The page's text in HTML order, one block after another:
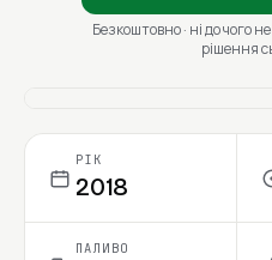
Безкоштовно · ні до чого
рішення
РІК
2018
ПАЛИВО